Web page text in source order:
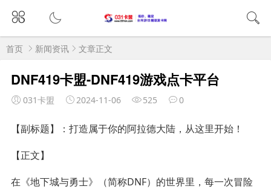
首页 新闻资讯 文章正文
DNF419卡盟-DNF419游戏点卡平台
031卡盟 2024-11-06 525 0
【副标题】：打造属于你的阿拉德大陆，从这里开始！
【正文】
在《地下城与勇士》（简称DNF）的世界里，每一次冒险